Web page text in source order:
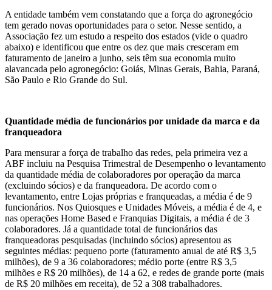
A entidade também vem constatando que a força do agronegócio
tem gerado novas oportunidades para o setor. Nesse sentido, a
Associação fez um estudo a respeito dos estados (vide o quadro
abaixo) e identificou que entre os dez que mais cresceram em
faturamento de janeiro a junho, seis têm sua economia muito
alavancada pelo agronegócio: Goiás, Minas Gerais, Bahia, Paraná,
São Paulo e Rio Grande do Sul.
Quantidade média de funcionários por unidade da marca e da
franqueadora
Para mensurar a força de trabalho das redes, pela primeira vez a
ABF incluiu na Pesquisa Trimestral de Desempenho o levantamento
da quantidade média de colaboradores por operação da marca
(excluindo sócios) e da franqueadora. De acordo com o
levantamento, entre Lojas próprias e franqueadas, a média é de 9
funcionários. Nos Quiosques e Unidades Móveis, a média é de 4, e
nas operações Home Based e Franquias Digitais, a média é de 3
colaboradores. Já a quantidade total de funcionários das
franqueadoras pesquisadas (incluindo sócios) apresentou as
seguintes médias: pequeno porte (faturamento anual de até R$ 3,5
milhões), de 9 a 36 colaboradores; médio porte (entre R$ 3,5
milhões e R$ 20 milhões), de 14 a 62, e redes de grande porte (mais
de R$ 20 milhões em receita), de 52 a 308 trabalhadores.